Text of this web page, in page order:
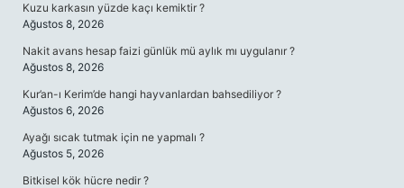
Kuzu karkasın yüzde kaçı kemiktir ?
Ağustos 8, 2026
Nakit avans hesap faizi günlük mü aylık mı uygulanır ?
Ağustos 8, 2026
Kur’an-ı Kerim’de hangi hayvanlardan bahsediliyor ?
Ağustos 6, 2026
Ayağı sıcak tutmak için ne yapmalı ?
Ağustos 5, 2026
Bitkisel kök hücre nedir ?